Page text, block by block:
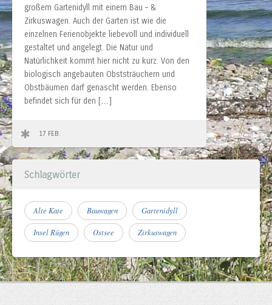
großem Gartenidyll mit einem Bau – &
Zirkuswagen. Auch der Garten ist wie die
einzelnen Ferienobjekte liebevoll und individuell
gestaltet und angelegt. Die Natur und
Natürlichkeit kommt hier nicht zu kurz. Von den
biologisch angebauten Obststräuchern und
Obstbäumen darf genascht werden. Ebenso
befindet sich für den […]
17 FEB.
Schlagwörter
Alte Kate Bauwagen Gartenidyll
Insel Rügen Ostsee Zirkuswagen